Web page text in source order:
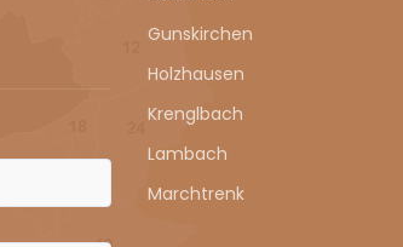
Gunskirchen
Holzhausen
Krenglbach
Lambach
Marchtrenk